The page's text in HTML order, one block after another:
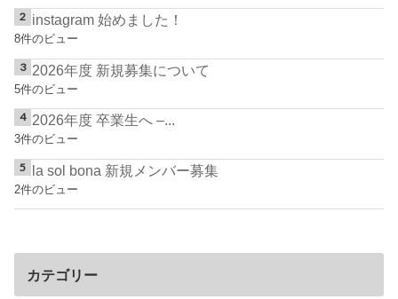
instagram 始めました！
8件のビュー
2026年度 新規募集について
5件のビュー
2026年度 卒業生へ –...
3件のビュー
la sol bona 新規メンバー募集
2件のビュー
カテゴリー